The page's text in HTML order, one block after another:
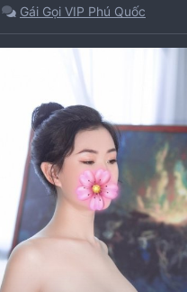
Gái Gọi VIP Phú Quốc